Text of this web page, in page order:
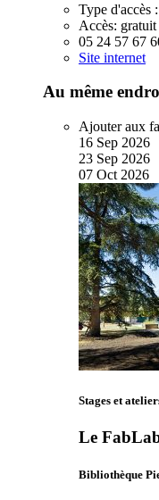
Type d'accès :
Accès: gratuit
05 24 57 67
Site internet
Au même
Ajouter aux
16 Sep 2026
23 Sep 2026
07 Oct 2026
Stages et
Le
Bibliothèque